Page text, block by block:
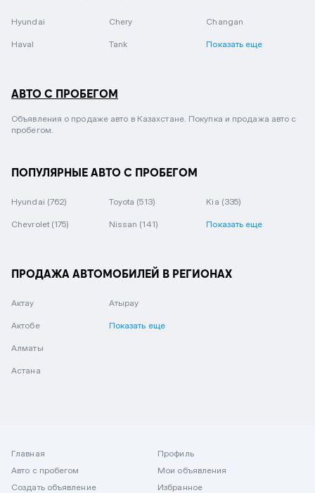
Hyundai Chery Changan
Haval Tank Показать еще
АВТО С ПРОБЕГОМ
Объявления о продаже авто в Казахстане. Покупка и продажа авто с
пробегом.
ПОПУЛЯРНЫЕ АВТО С ПРОБЕГОМ
Hyundai (762) Toyota (513) Kia (335)
Chevrolet (175) Nissan (141) Показать еще
ПРОДАЖА АВТОМОБИЛЕЙ В РЕГИОНАХ
Актау
Актобе
Алматы
Астана
Атырау
Показать еще
Главная
Авто с пробегом
Создать объявление
Профиль
Мои объявления
Избранное